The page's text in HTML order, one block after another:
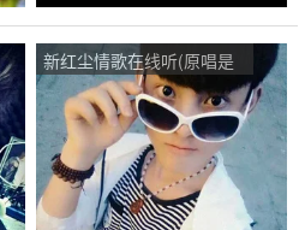
新红尘情歌在线听(原唱是
徐晓凯)，cyj演唱点播:83次